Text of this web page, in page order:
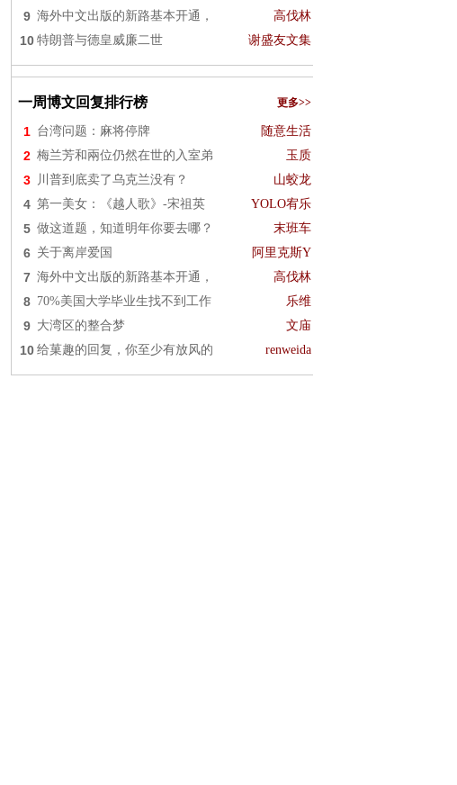
9 海外中文出版的新路基本开通， 高伐林
10 特朗普与德皇威廉二世 谢盛友文集
一周博文回复排行榜 更多>>
1 台湾问题：麻将停牌 随意生活
2 梅兰芳和兩位仍然在世的入室弟 玉质
3 川普到底卖了乌克兰没有？ 山蛟龙
4 第一美女：《越人歌》-宋祖英 YOLO宥乐
5 做这道题，知道明年你要去哪？ 末班车
6 关于离岸爱国 阿里克斯Y
7 海外中文出版的新路基本开通， 高伐林
8 70%美国大学毕业生找不到工作 乐维
9 大湾区的整合梦 文庙
10 给菓趣的回复，你至少有放风的 renweida